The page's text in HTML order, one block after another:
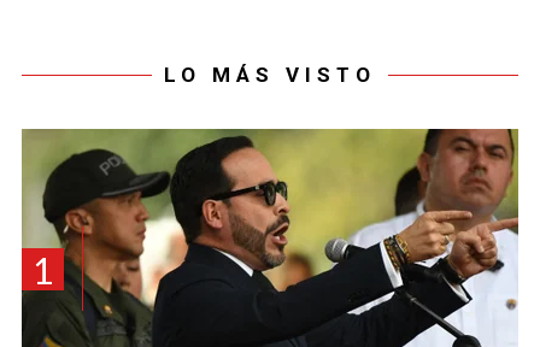
LO MÁS VISTO
1